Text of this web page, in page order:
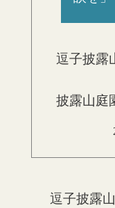
逗子披露
披露山庭
逗子披露